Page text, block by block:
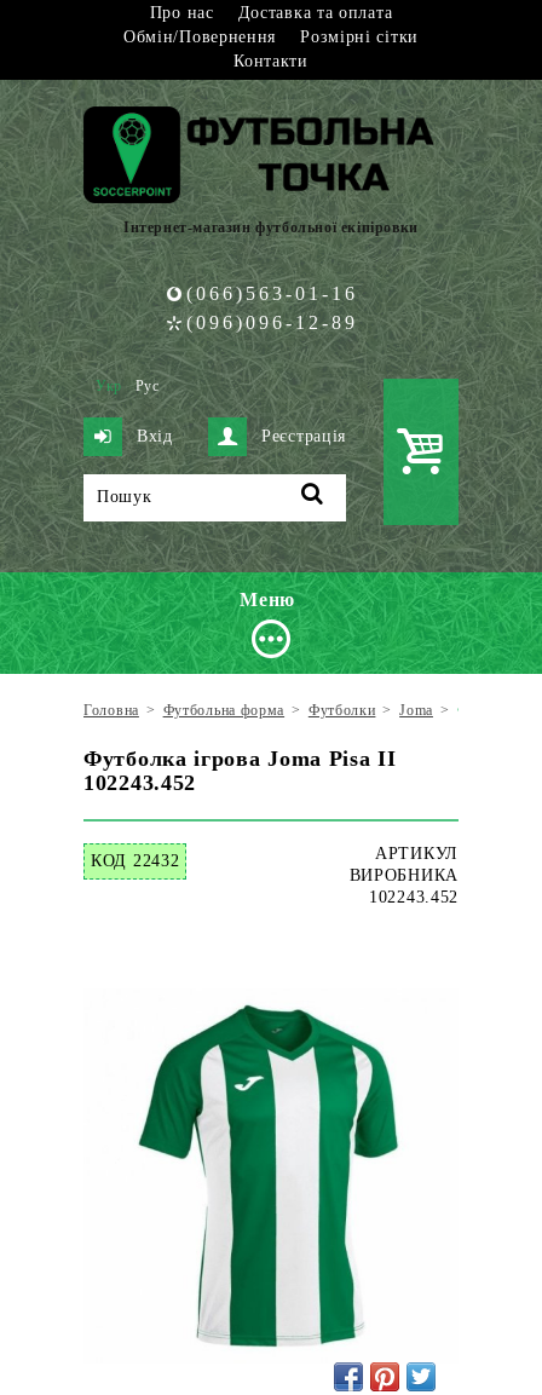
Про нас
Доставка та оплата
Обмін/Повернення
Розмірні сітки
Контакти
Інтернет-магазин футбольної екіпіровки
(066)563-01-16
(096)096-12-89
Укр Рус
Вхід Реєстрація
Меню
Головна > Футбольна форма > Футболки > Joma > Футболка
Футболка ігрова Joma Pisa II
102243.452
КОД 22432
АРТИКУЛ
ВИРОБНИКА
102243.452